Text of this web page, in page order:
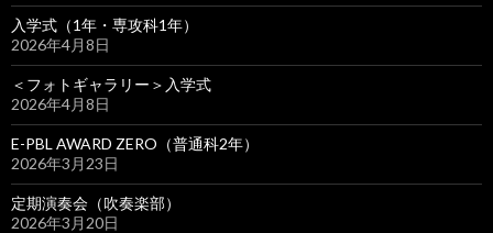
入学式（1年・専攻科1年）
2026年4月8日
＜フォトギャラリー＞入学式
2026年4月8日
E-PBL AWARD ZERO（普通科2年）
2026年3月23日
定期演奏会（吹奏楽部）
2026年3月20日